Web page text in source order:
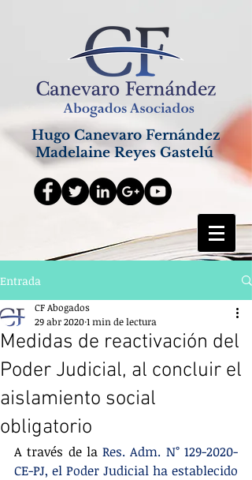
Hugo Canevaro Fernández
Madelaine Reyes Gastelú
Entrada
Medidas de reactivación del
Poder Judicial, al concluir el
aislamiento social
obligatorio
CF Abogados
29 abr 20201 min de lectura
A través de la Res. Adm. N° 129-2020-
CE-PJ, el Poder Judicial ha establecido